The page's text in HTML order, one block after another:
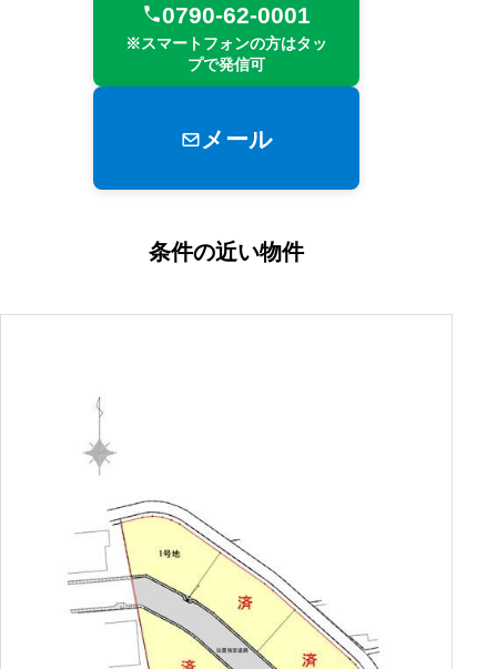
0790-62-0001
※スマートフォンの方はタッ
プで発信可
メール
条件の近い物件